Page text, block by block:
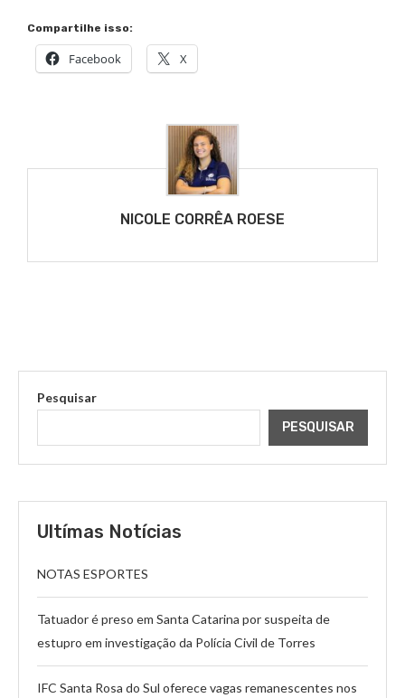
Compartilhe isso:
Facebook X
NICOLE CORRÊA ROESE
Pesquisar
PESQUISAR
Ultímas Notícias
NOTAS ESPORTES
Tatuador é preso em Santa Catarina por suspeita de
estupro em investigação da Polícia Civil de Torres
IFC Santa Rosa do Sul oferece vagas remanescentes nos